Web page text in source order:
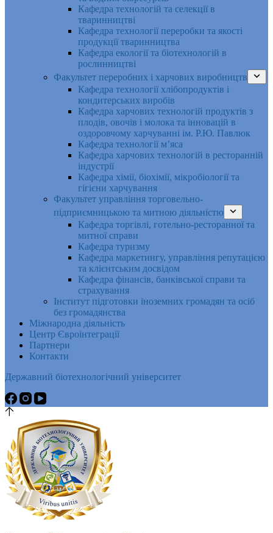
Кафедра технологій та селекції в
тваринництві
Кафедра технології переробки та якості
продукції тваринництва
Кафедра екології та біотехнологій в
рослинництві
Факультет переробних і харчових виробництв
Кафедра технології хлібопродуктів і
кондитерських виробів
Кафедра харчових технологій продуктів з
плодів, овочів і молока та інновацій в
оздоровчому харчуванні ім. Р.Ю. Павлюк
Кафедра технології м’яса
Кафедра харчових технологій в ресторанній
індустрії
Кафедра хімії, біохімії, мікробіології та
гігієни харчування
Факультет управління торговельно-
підприємницькою та митною діяльністю
Кафедра торгівлі, готельно-ресторанної та
митної справи
Кафедра туризму
Кафедра маркетингу, управління репутацією
та клієнтським досвідом
Кафедра фінансів, банківської справи та
страхування
Інститут підготовки іноземних громадян та осіб
без громадянства
Міжнародна діяльність
Центр Євроінтеграції
Партнери
Контакти
Державний біотехнологічний університет